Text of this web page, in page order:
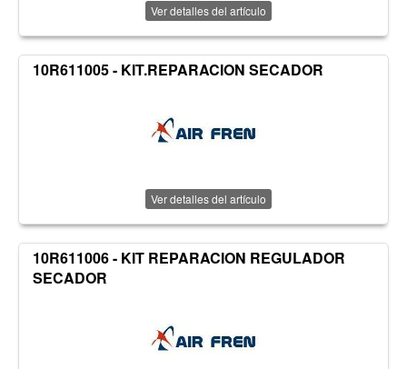
Ver detalles del artículo
10R611005 - KIT.REPARACION SECADOR
Ver detalles del artículo
10R611006 - KIT REPARACION REGULADOR
SECADOR